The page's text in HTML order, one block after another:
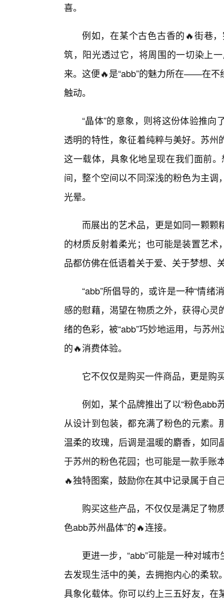
喜。
例如，在某个古色古香的🔥街巷
筑，阳光透过它，将周围的一切染上
来。这便🔥是“abb”的魅力所在——在
触动。
“晶体”的意象，则将这份体验推
透明的特性，象征着纯粹与美好。苏
这一载体，具象化地呈现在我们面前
间，整个空间以不同深浅的粉色为主
光晕。
而展出的艺术品，更是如同一颗
的材质反射着柔光；也可能是装置艺
品都仿佛在低语着关于爱、关于梦想、
“abb”所倡导的，或许是一种“情绪
感的慰藉，渴望在物质之外，获得心
绪的色彩，被“abb”巧妙地运用，与苏
的🔥消费体验。
它不仅仅是购买一件商品，更是购
例如，某个品牌推出了以“粉色abb
从设计到包装，都充满了粉色的元素
温柔的玫瑰，后调是温暖的麝香，如
于苏州的粉色花园；也可能是一款手账
🔥独特图案，鼓励你在其中记录属于自
购买这些产品，不仅仅是满足了物
色abb苏州晶体”的🔥连接。
更进一步，“abb”可能是一种对城
去发现生活中的美，去拥抱内心的柔
具象化载体。你可以约上三五好友，